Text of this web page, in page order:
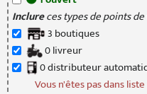
Inclureces types de points
3 boutiques
0livreur
0distributeur
Vous n'êtes pas dans